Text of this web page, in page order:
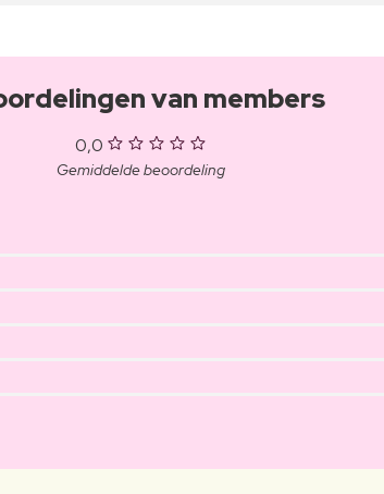
van members
0,0
Gemiddelde beoordeling